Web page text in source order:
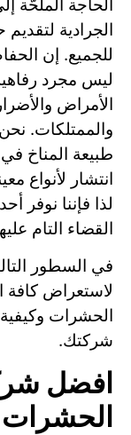
الحاجة
الجرادية
للجميع. إن
ليس مجرد
الأمراض
والممتلكات.
طبيعة المناخ
انتشار لأنواع
لذا فإننا نوفر
القضاء التام
في السطور
لاستعراض كافة
الحشرات وكيفية
شركتك.
افضل
الحشرات